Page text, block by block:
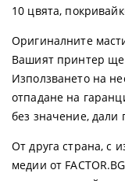
10 цвята,
Оригиналните
Вашият принтер ще
Използването на
отпадане на
без значение,
От друга страна, с
медии от